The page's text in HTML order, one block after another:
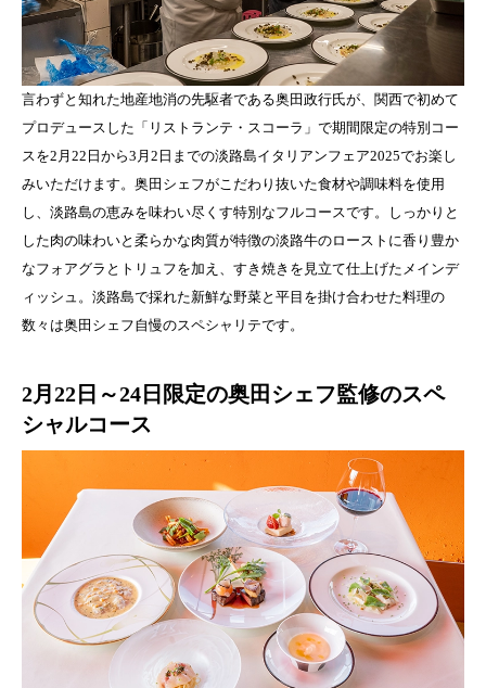
言わずと知れた地産地消の先駆者である奥田政行氏が、関西で初めて
プロデュースした「リストランテ・スコーラ」で期間限定の特別コー
スを2月22日から3月2日までの淡路島イタリアンフェア2025でお楽し
みいただけます。奥田シェフがこだわり抜いた食材や調味料を使用
し、淡路島の恵みを味わい尽くす特別なフルコースです。しっかりと
した肉の味わいと柔らかな肉質が特徴の淡路牛のローストに香り豊か
なフォアグラとトリュフを加え、すき焼きを見立て仕上げたメインデ
ィッシュ。淡路島で採れた新鮮な野菜と平目を掛け合わせた料理の
数々は奥田シェフ自慢のスペシャリテです。
2月22日～24日限定の奥田シェフ監修のスペ
シャルコース